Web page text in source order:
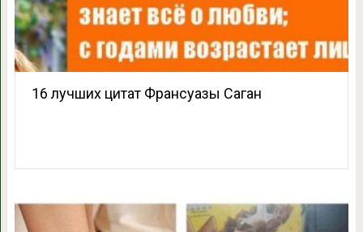
16 лучших цитат Франсуазы Саган